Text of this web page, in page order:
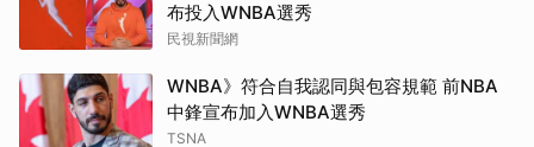
布投入WNBA選秀
民視新聞網
WNBA》符合自我認同與包容規範 前NBA
中鋒宣布加入WNBA選秀
TSNA